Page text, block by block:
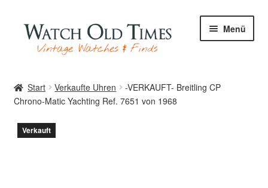
Zur
Navigation
springen
Zum
Inhalt
springen
Menü
Uhren
Start Verkaufte Uhren
-VERKAUFT- Breitling CP
Chrono-Matic Yachting Ref. 7651 von 1968
Verkauft